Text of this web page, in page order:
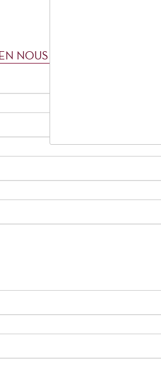
NOUS INDIQUANT LEUR